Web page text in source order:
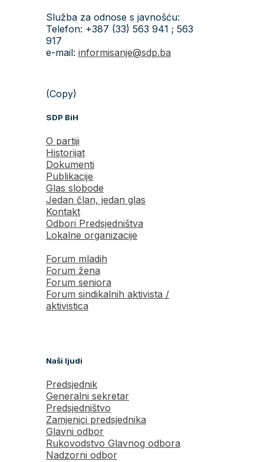
Služba za odnose s javnošću:
Telefon: +387 (33) 563 941 ; 563
917
e-mail: informisanje@sdp.ba
(Copy)
SDP BiH
O partiji
Historijat
Dokumenti
Publikacije
Glas slobode
Jedan član, jedan glas
Kontakt
Odbori Predsjedništva
Lokalne organizacije
Forum mladih
Forum žena
Forum seniora
Forum sindikalnih aktivista /
aktivistica
Naši ljudi
Predsjednik
Generalni sekretar
Predsjedništvo
Zamjenici predsjednika
Glavni odbor
Rukovodstvo Glavnog odbora
Nadzorni odbor